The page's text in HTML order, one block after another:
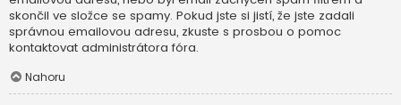
skončil ve složce se spamy. Pokud jste si jistí, že jste zadali
správnou emailovou adresu, zkuste s prosbou o pomoc
kontaktovat administrátora fóra.
Nahoru